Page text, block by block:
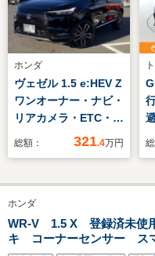
ホンダ
ヴェゼル 1.5 e:HEV Z
ワンオーナー・ナビ・
リアカメラ・ETC・パ
ワーテールゲート・ブ
ヘッドライト・オート
エアコン・シートヒー
ター・スマートキー・
レザーステアリング・
総額： 321.4万円
ホンダ
WR-V 1.5 X 登録済未使
キ コーナーセンサー ス
ルーズコントロール LED